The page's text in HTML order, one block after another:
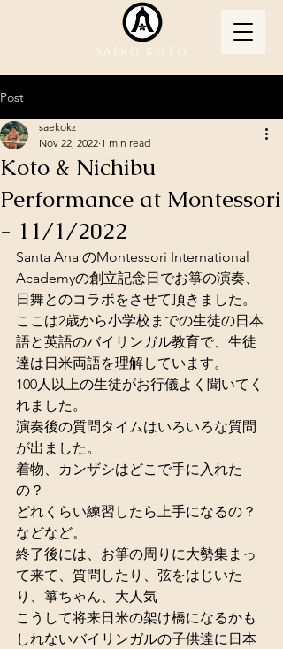
Saeko Koto
Post
Koto & Nichibu
Performance at Montessori
- 11/1/2022
saekokz
Nov 22, 2022 1 min read
Santa Ana のMontessori International
Academyの創立記念日でお箏の演奏、
日舞とのコラボをさせて頂きました。
ここは2歳から小学校までの生徒の日本
語と英語のバイリンガル教育で、生徒
達は日米両語を理解しています。
100人以上の生徒がお行儀よく聞いてく
れました。
演奏後の質問タイムはいろいろな質問
が出ました。
着物、カンザシはどこで手に入れた
の？
どれくらい練習したら上手になるの？
などなど。
終了後には、お箏の周りに大勢集まっ
て来て、質問したり、弦をはじいた
り、箏ちゃん、大人気
こうして将来日米の架け橋になるかも
しれないバイリンガルの子供達に日本